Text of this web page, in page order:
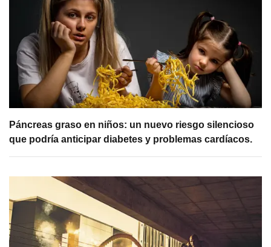
Páncreas graso en niños: un nuevo riesgo silencioso
que podría anticipar diabetes y problemas cardíacos.